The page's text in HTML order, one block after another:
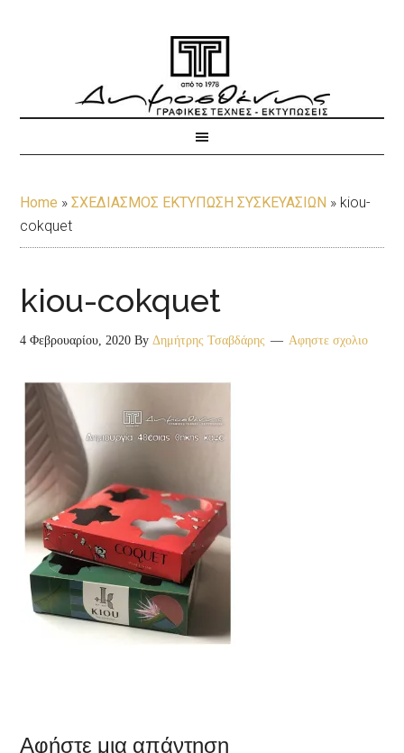
Home »ΣΧΕΔΙΑΣΜΟΣ ΕΚΤΥΠΩΣΗ ΣΥΣΚΕΥΑΣΙΩΝ » kiou-
cokquet
kiou-cokquet
4 Φεβρουαρίου, 2020 ByΔημήτρης Τσαβδάρης Αφηστε σχολιο
Αφήστε μια απάντηση